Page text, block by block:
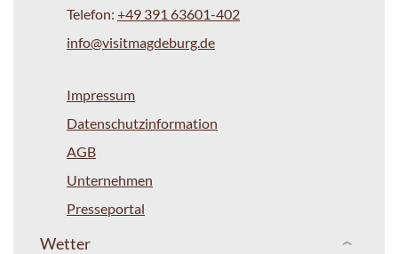
Telefon: +49 391 63601-402
info@visitmagdeburg.de
Impressum
Datenschutzinformation
AGB
Unternehmen
Presseportal
Wetter